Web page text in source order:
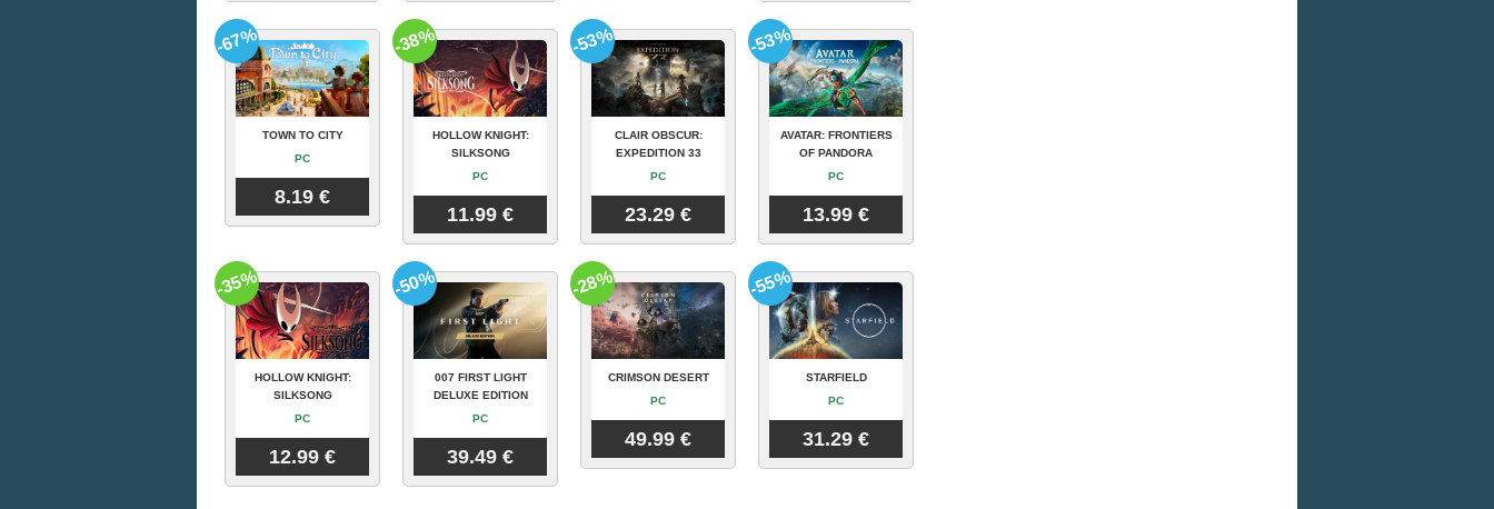
TOWN TO CITY
PC
8.19 €
-67%
HOLLOW KNIGHT:
SILKSONG
PC
11.99 €
-38%
CLAIR OBSCUR:
EXPEDITION 33
PC
23.29 €
-53%
AVATAR: FRONTIERS
OF PANDORA
PC
13.99 €
-53%
HOLLOW KNIGHT:
SILKSONG
PC
12.99 €
-35%
007 FIRST LIGHT
DELUXE EDITION
PC
39.49 €
-50%
CRIMSON DESERT
PC
49.99 €
-28%
STARFIELD
PC
31.29 €
-55%